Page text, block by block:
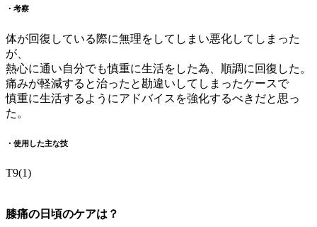
・考察
体が回復している際に無理をしてしまい悪化してしまった
が、
熱心に通い自分でも慎重に生活をした為、順調に回復した。
痛みが軽減すると治ったと勘違いしてしまったケースで
慎重に生活するようにアドバイスを強化するべきだと思っ
た。
・使用した主な技
T9(1)
膝痛の日頃のケアは？